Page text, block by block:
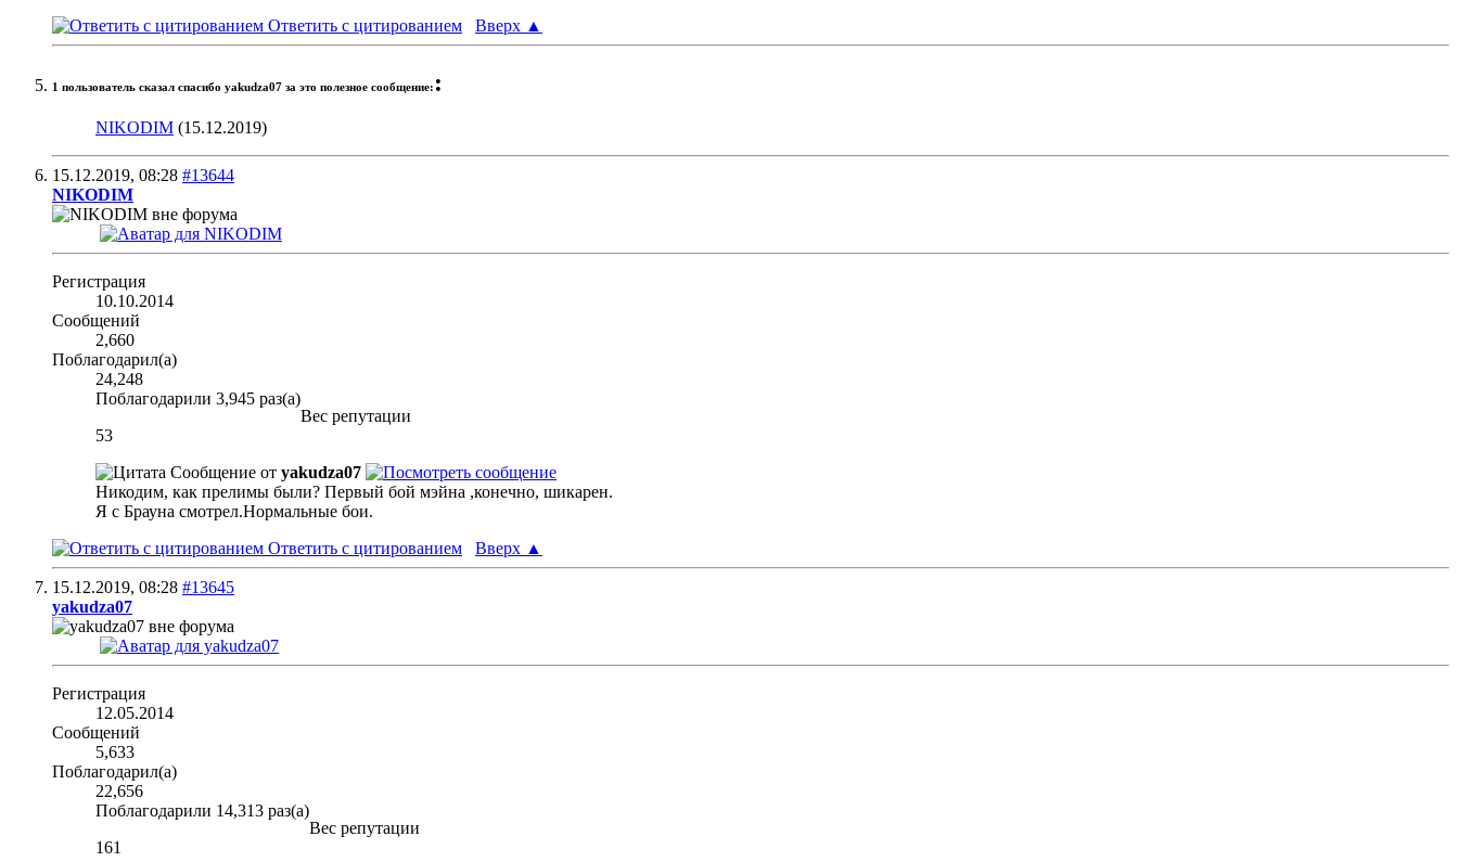
Ответить с цитированием Вверх ▲
1 пользователь сказал cпасибо yakudza07 за это полезное сообщение: :
NIKODIM (15.12.2019)
15.12.2019, 08:28 #13644
NIKODIM
Регистрация
10.10.2014
Сообщений
2,660
Поблагодарил(а)
24,248
Поблагодарили 3,945 раз(а)
Вес репутации
53
Сообщение от yakudza07
Никодим, как прелимы были? Первый бой мэйна ,конечно, шикарен.
Я с Брауна смотрел.Нормальные бои.
Ответить с цитированием
Вверх ▲
15.12.2019, 08:28 #13645
yakudza07
Регистрация
12.05.2014
Сообщений
5,633
Поблагодарил(а)
22,656
Поблагодарили 14,313 раз(а)
Вес репутации
161